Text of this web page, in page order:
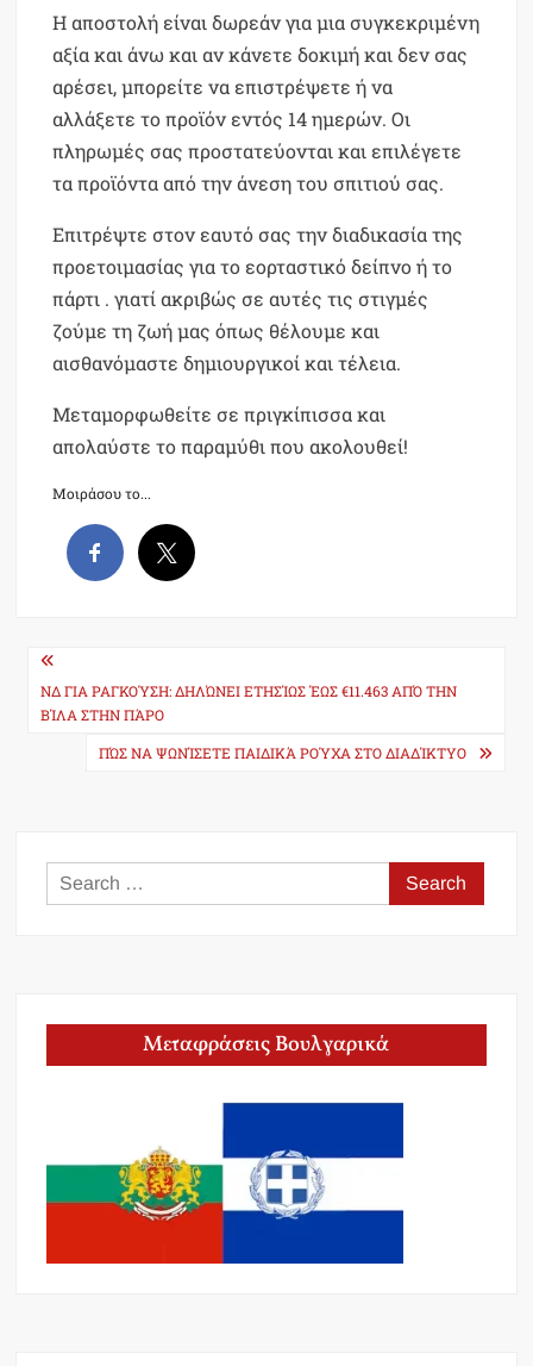
Η αποστολή είναι δωρεάν για μια συγκεκριμένη
αξία και άνω και αν κάνετε δοκιμή και δεν σας
αρέσει, μπορείτε να επιστρέψετε ή να
αλλάξετε το προϊόν εντός 14 ημερών. Οι
πληρωμές σας προστατεύονται και επιλέγετε
τα προϊόντα από την άνεση του σπιτιού σας.
Επιτρέψτε στον εαυτό σας την διαδικασία της
προετοιμασίας για το εορταστικό δείπνο ή το
πάρτι . γιατί ακριβώς σε αυτές τις στιγμές
ζούμε τη ζωή μας όπως θέλουμε και
αισθανόμαστε δημιουργικοί και τέλεια.
Μεταμορφωθείτε σε πριγκίπισσα και
απολαύστε το παραμύθι που ακολουθεί!
Μοιράσου το...
Post
navigation
ΝΔ ΓΙΑ ΡΑΓΚΟΎΣΗ: ΔΗΛΏΝΕΙ ΕΤΗΣΊΩΣ ΈΩΣ €11.463 ΑΠΌ ΤΗΝ
ΒΊΛΑ ΣΤΗΝ ΠΆΡΟ
ΠΏΣ ΝΑ ΨΩΝΊΣΕΤΕ ΠΑΙΔΙΚΆ ΡΟΎΧΑ ΣΤΟ ΔΙΑΔΊΚΤΥΟ
Search
for:
Μεταφράσεις Βουλγαρικά